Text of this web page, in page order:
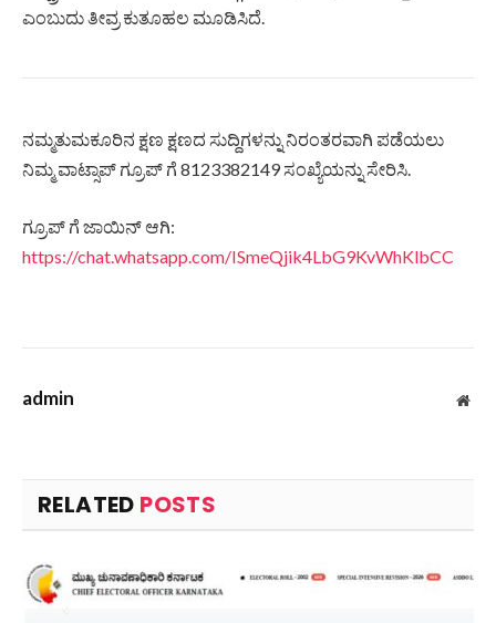
ಎಂಬುದು ತೀವ್ರ ಕುತೂಹಲ ಮೂಡಿಸಿದೆ.
ನಮ್ಮತುಮಕೂರಿನ ಕ್ಷಣ ಕ್ಷಣದ ಸುದ್ದಿಗಳನ್ನು ನಿರಂತರವಾಗಿ ಪಡೆಯಲು
ನಿಮ್ಮ ವಾಟ್ಸಾಪ್ ಗ್ರೂಪ್ ಗೆ 8123382149 ಸಂಖ್ಯೆಯನ್ನು ಸೇರಿಸಿ.
ಗ್ರೂಪ್ ಗೆ ಜಾಯಿನ್ ಆಗಿ:
https://chat.whatsapp.com/ISmeQjik4LbG9KvWhKlbCC
admin
RELATED POSTS